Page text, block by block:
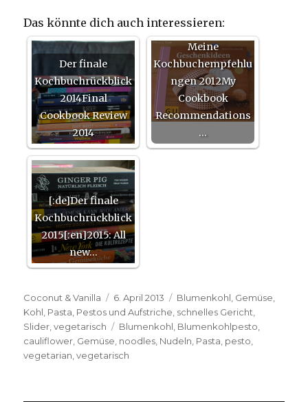
Das könnte dich auch interessieren:
Der finale
Kochbuchrückblick
2014Final
Cookbook Review
2014
Meine
Kochbuchempfehlu
ngen 2012My
Cookbook
Recommendations
…
[:de]Der finale
Kochbuchrückblick
2015[:en]2015: All
new…
Autor
Coconut & Vanilla
Veröffentlicht
am
6. April 2013 Kategorien
Blumenkohl Gemüse
Kohl Pasta Pestos und Aufstriche schnelles Gericht
Slider ,vegetarisch Schlagwörter
Blumenkohl Blumenkohlpesto
cauliflower Gemüse noodles Nudeln Pasta pesto
vegetarian ,vegetarisch